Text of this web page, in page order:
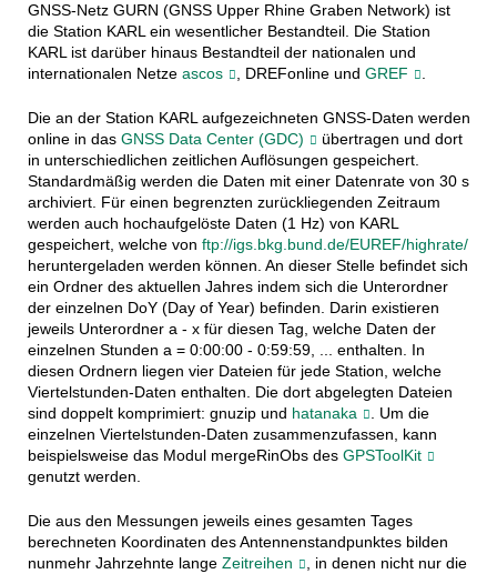
GNSS-Netz GURN (GNSS Upper Rhine Graben Network) ist
die Station KARL ein wesentlicher Bestandteil. Die Station
KARL ist darüber hinaus Bestandteil der nationalen und
internationalen Netze ascos , DREFonline und GREF .
Die an der Station KARL aufgezeichneten GNSS-Daten werden
online in das GNSS Data Center (GDC)
übertragen und dort
in unterschiedlichen zeitlichen Auflösungen gespeichert.
Standardmäßig werden die Daten mit einer Datenrate von 30 s
archiviert. Für einen begrenzten zurückliegenden Zeitraum
werden auch hochaufgelöste Daten (1 Hz) von KARL
gespeichert, welche von ftp://igs.bkg.bund.de/EUREF/highrate/
heruntergeladen werden können. An dieser Stelle befindet sich
ein Ordner des aktuellen Jahres indem sich die Unterordner
der einzelnen DoY (Day of Year) befinden. Darin existieren
jeweils Unterordner a - x für diesen Tag, welche Daten der
einzelnen Stunden a = 0:00:00 - 0:59:59, ... enthalten. In
diesen Ordnern liegen vier Dateien für jede Station, welche
Viertelstunden-Daten enthalten. Die dort abgelegten Dateien
sind doppelt komprimiert: gnuzip und hatanaka
. Um die
einzelnen Viertelstunden-Daten zusammenzufassen, kann
beispielsweise das Modul mergeRinObs des GPSToolKit
genutzt werden.
Die aus den Messungen jeweils eines gesamten Tages
berechneten Koordinaten des Antennenstandpunktes bilden
nunmehr Jahrzehnte lange Zeitreihen
, in denen nicht nur die